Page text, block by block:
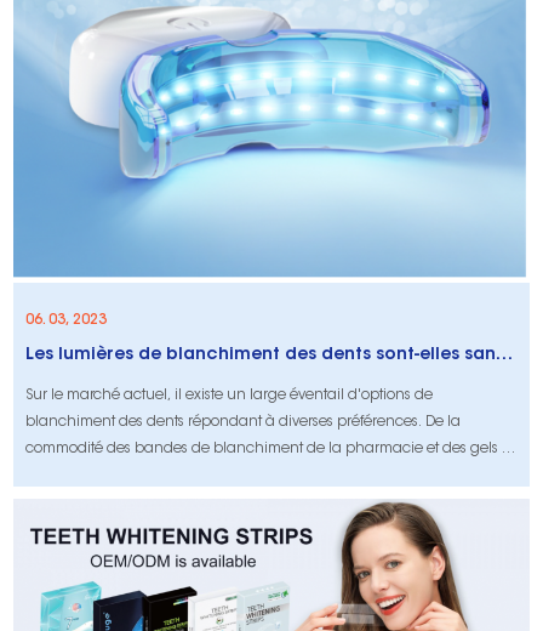
06. 03, 2023
Les lumières de blanchiment des dents sont-elles sans danger pour votre sourire?
Sur le marché actuel, il existe un large éventail d'options de
blanchiment des dents répondant à diverses préférences. De la
commodité des bandes de blanchiment de la pharmacie et des gels à
Cela comprend le blanchiment des dents légères LED. LED est un
traitement mini-invasif qui peut fournir d'excellents résultats. Ailette